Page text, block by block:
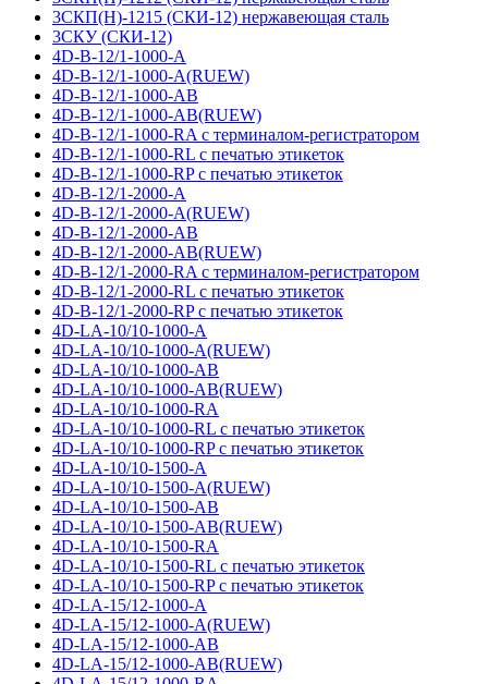
3СКП(Н)-1215 (СКИ-12) нержавеющая сталь
3СКУ (СКИ-12)
4D-B-12/1-1000-A
4D-B-12/1-1000-A(RUEW)
4D-B-12/1-1000-AB
4D-B-12/1-1000-AB(RUEW)
4D-B-12/1-1000-RA с терминалом-регистратором
4D-B-12/1-1000-RL с печатью этикеток
4D-B-12/1-1000-RP с печатью этикеток
4D-B-12/1-2000-A
4D-B-12/1-2000-A(RUEW)
4D-B-12/1-2000-AB
4D-B-12/1-2000-AB(RUEW)
4D-B-12/1-2000-RA с терминалом-регистратором
4D-B-12/1-2000-RL с печатью этикеток
4D-B-12/1-2000-RP с печатью этикеток
4D-LA-10/10-1000-A
4D-LA-10/10-1000-A(RUEW)
4D-LA-10/10-1000-AB
4D-LA-10/10-1000-AB(RUEW)
4D-LA-10/10-1000-RA
4D-LA-10/10-1000-RL с печатью этикеток
4D-LA-10/10-1000-RP с печатью этикеток
4D-LA-10/10-1500-A
4D-LA-10/10-1500-A(RUEW)
4D-LA-10/10-1500-AB
4D-LA-10/10-1500-AB(RUEW)
4D-LA-10/10-1500-RA
4D-LA-10/10-1500-RL с печатью этикеток
4D-LA-10/10-1500-RP с печатью этикеток
4D-LA-15/12-1000-A
4D-LA-15/12-1000-A(RUEW)
4D-LA-15/12-1000-AB
4D-LA-15/12-1000-AB(RUEW)